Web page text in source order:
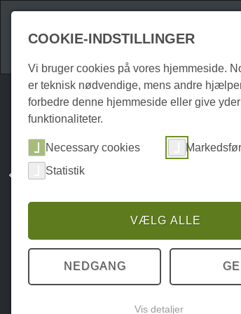
COOKIE-INDSTILLINGER
Vi bruger cookies på vores hjemmeside.
er teknisk nødvendige, mens andre
forbedre denne hjemmeside eller give
funktionaliteter.
Necessary cookies
Statistik
VÆLG ALLE
NEDGANG
Vis detaljer